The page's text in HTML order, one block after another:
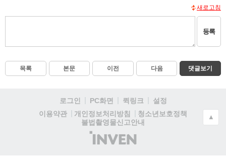
새로고침
등록
목록 본문 이전 다음 댓글보기
로그인 PC화면 퀵링크
설정
이용약관
개인정보처리방침
청소년보호정책
불법촬영물신고안내
(주)
인
▲